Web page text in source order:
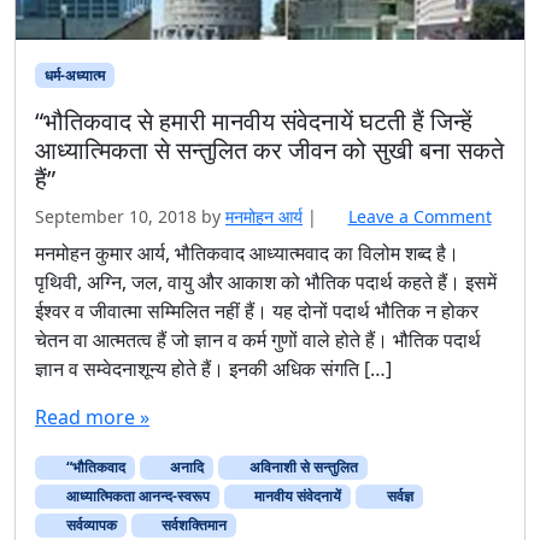
धर्म-अध्यात्म
“भौतिकवाद से हमारी मानवीय संवेदनायें घटती हैं जिन्हें
आध्यात्मिकता से सन्तुलित कर जीवन को सुखी बना सकते
हैं”
September 10, 2018 by मनमोहन आर्य | Leave a Comment
मनमोहन कुमार आर्य, भौतिकवाद आध्यात्मवाद का विलोम शब्द है।
पृथिवी, अग्नि, जल, वायु और आकाश को भौतिक पदार्थ कहते हैं। इसमें
ईश्वर व जीवात्मा सम्मिलित नहीं हैं। यह दोनों पदार्थ भौतिक न होकर
चेतन वा आत्मतत्व हैं जो ज्ञान व कर्म गुणों वाले होते हैं। भौतिक पदार्थ
ज्ञान व सम्वेदनाशून्य होते हैं। इनकी अधिक संगति […]
Read more »
“भौतिकवाद अनादि
अविनाशी से सन्तुलित
आध्यात्मिकता आनन्द-स्वरूप
मानवीय संवेदनायें
सर्वज्ञ
सर्वव्यापक
सर्वशक्तिमान